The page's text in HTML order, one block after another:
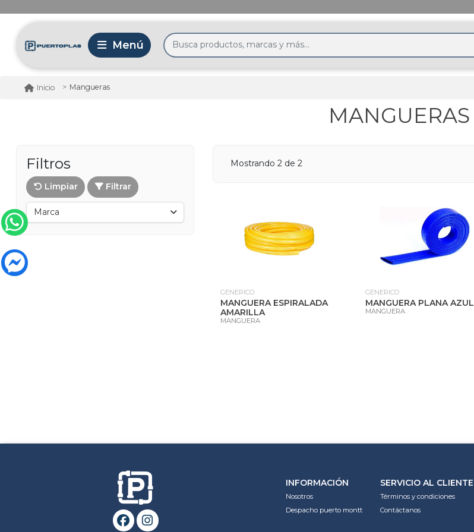
Inicio Mangueras
MANGUERAS
Filtros
Limpiar Filtrar
Marca
Mostrando 2 de 2
GENERICO
MANGUERA ESPIRALADA
AMARILLA
MANGUERA
GENERICO
MANGUERA PLANA AZUL
MANGUERA
INFORMACIÓN
Nosotros
Despacho puerto montt
SERVICIO AL CLIENTE
Términos y condiciones
Contáctanos